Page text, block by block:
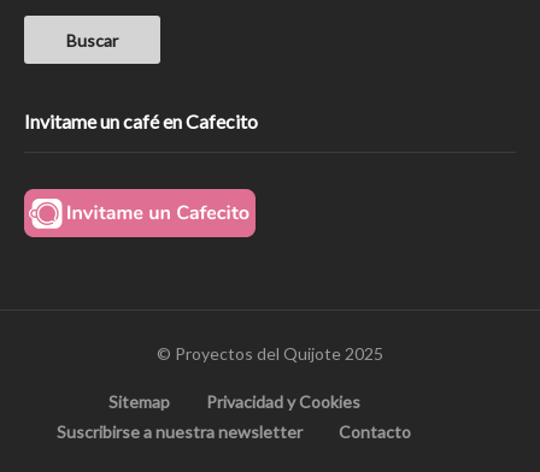
Invitame un café en Cafecito
© Proyectos del Quijote 2025
Sitemap
Privacidad y Cookies
Suscribirse a nuestra newsletter
Contacto